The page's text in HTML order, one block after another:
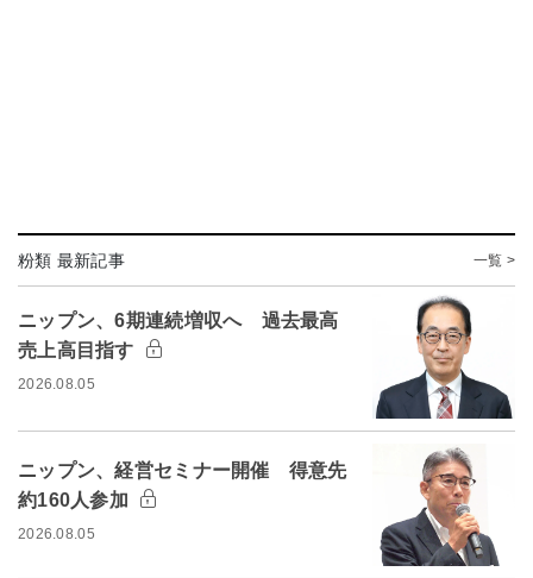
粉類 最新記事 一覧 >
ニップン、6期連続増収へ 過去最高
売上高目指す
2026.08.05
ニップン、経営セミナー開催 得意先
約160人参加
2026.08.05